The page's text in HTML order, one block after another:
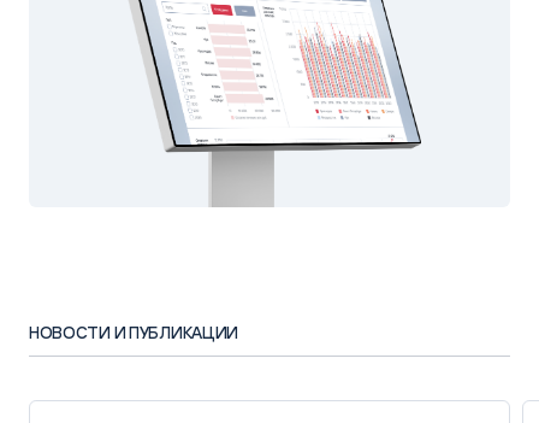
НОВОСТИ И ПУБЛИКАЦИИ